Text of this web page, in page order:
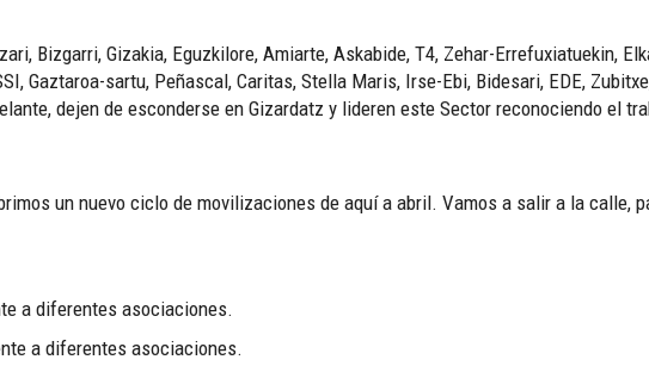
Bizgarri, Gizakia, Eguzkilore, Amiarte, Askabide, T4, Zehar-Errefuxiatuekin,
Gaztaroa-sartu, Peñascal, Caritas, Stella Maris, Irse-Ebi, Bidesari, EDE,
dejen de esconderse en Gizardatz y lideren este Sector reconociendo el
un nuevo ciclo de movilizaciones de aquí a abril. Vamos a salir a la calle,
a diferentes asociaciones.
a diferentes asociaciones.